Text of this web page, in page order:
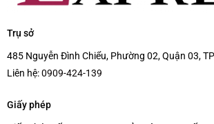
Trụ sở
485 Nguyễn Đình Chiểu, Phường 02, Quận 03,
Liên hệ:0909-424-139
Giấy phép